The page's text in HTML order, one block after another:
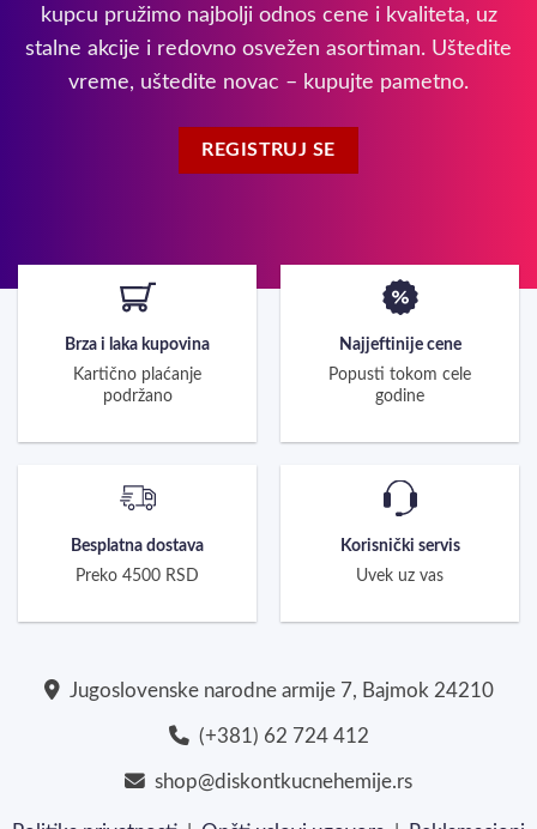
kupcu pružimo najbolji odnos cene i kvaliteta, uz
stalne akcije i redovno osvežen asortiman. Uštedite
vreme, uštedite novac – kupujte pametno.
REGISTRUJ SE
Brza i laka kupovina
Kartično plaćanje
podržano
Najjeftinije cene
Popusti tokom cele
godine
Besplatna dostava
Preko 4500 RSD
Korisnički servis
Uvek uz vas
Jugoslovenske narodne armije 7, Bajmok 24210
(+381) 62 724 412
shop@diskontkucnehemije.rs